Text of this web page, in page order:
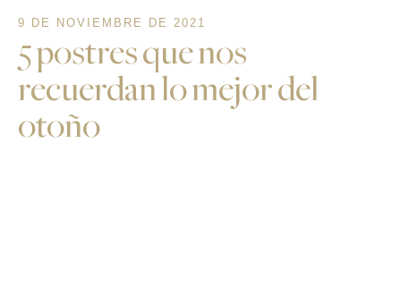
9 DE NOVIEMBRE DE 2021
5 postres que nos
recuerdan lo mejor del
otoño